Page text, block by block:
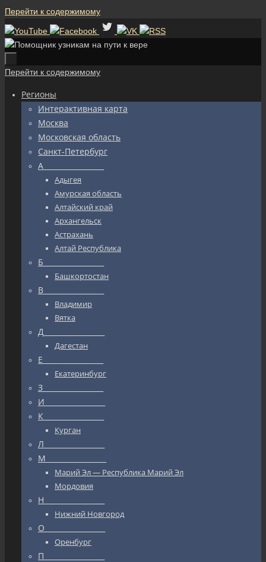
Перейти к содержимому
Перейти к содержимому
Регионы
Интерактивная карта
Москва
Московская область
Санкт-Петербург
А_________________
Адыгея
Амурская область
Алтайский край
Архангельск
Астрахань
Алтай Республика
Б_________________
Башкортостан
В_________________
Владимир
Вятка
Д_________________
Дагестан
Е_________________
Екатеринбург
З_________________
И_________________
К_________________
Курган
Л_________________
М_________________
Марий Эл — Республика Марий Эл
Мордовия
Н_________________
Нижний Новгород
О_________________
Оренбург
П_________________